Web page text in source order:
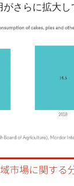
さらに拡大し
用にはCC BY 4.0の